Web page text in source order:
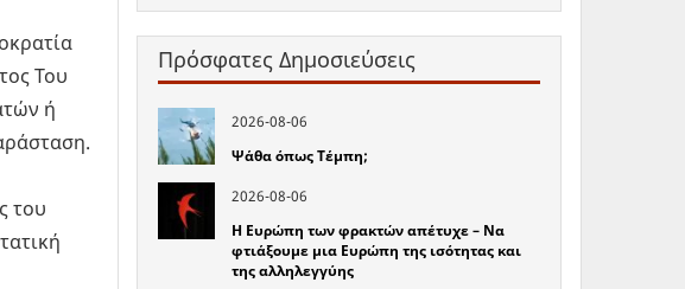
Του
ή
του
Πρόσφατες Δημοσιεύσεις
2026-08-06
Ψάθα όπως Τέμπη;
2026-08-06
Η Ευρώπη των φρακτών απέτυχε – Να
φτιάξουμε μια Ευρώπη της ισότητας και
της αλληλεγγύης